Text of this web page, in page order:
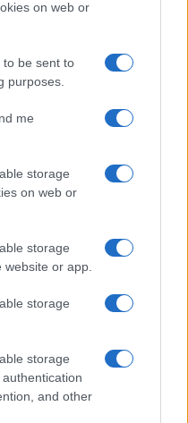
on web or
to be sent to
purposes.
me
storage
on web or
storage
or app.
storage
storage
and other
ecompass
bit/384kHz
audio
eSIM
Van
2 SIM van,
NM
a 2. SIM
Always-on